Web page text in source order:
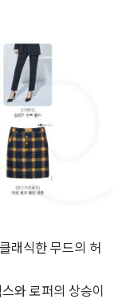
래식한 무드의 허
와 로퍼의 상승이